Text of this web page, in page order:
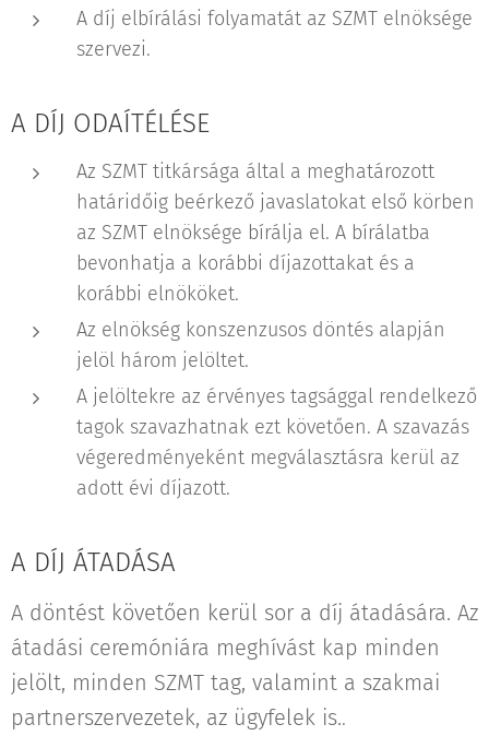
A díj elbírálási folyamatát az SZMT elnöksége
szervezi.
A DÍJ ODAÍTÉLÉSE
Az SZMT titkársága által a meghatározott
határidőig beérkező javaslatokat első körben
az SZMT elnöksége bírálja el. A bírálatba
bevonhatja a korábbi díjazottakat és a
korábbi elnököket.
Az elnökség konszenzusos döntés alapján
jelöl három jelöltet.
A jelöltekre az érvényes tagsággal rendelkező
tagok szavazhatnak ezt követően. A szavazás
végeredményeként megválasztásra kerül az
adott évi díjazott.
A DÍJ ÁTADÁSA
A döntést követően kerül sor a díj átadására. Az
átadási ceremóniára meghívást kap minden
jelölt, minden SZMT tag, valamint a szakmai
partnerszervezetek, az ügyfelek is..